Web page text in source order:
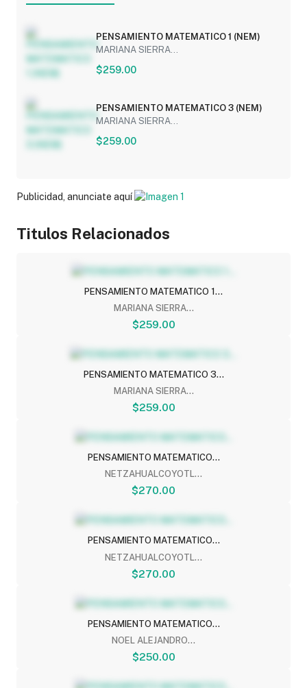
PENSAMIENTO MATEMATICO 1 (NEM)
MARIANA SIERRA...
$259.00
PENSAMIENTO MATEMATICO 3 (NEM)
MARIANA SIERRA...
$259.00
Publicidad, anunciate aquí
Titulos Relacionados
PENSAMIENTO MATEMATICO 1...
MARIANA SIERRA...
$259.00
PENSAMIENTO MATEMATICO 3...
MARIANA SIERRA...
$259.00
PENSAMIENTO MATEMATICO...
NETZAHUALCOYOTL...
$270.00
PENSAMIENTO MATEMATICO...
NETZAHUALCOYOTL...
$270.00
PENSAMIENTO MATEMATICO...
NOEL ALEJANDRO...
$250.00